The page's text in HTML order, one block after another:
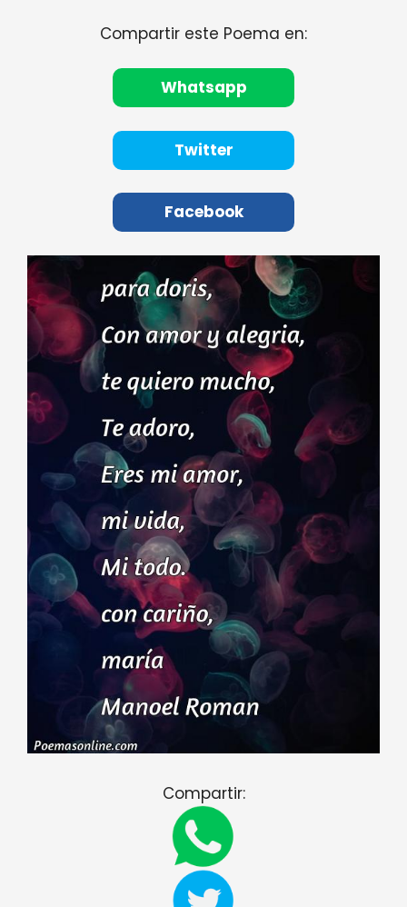
Compartir este Poema en:
Whatsapp
Twitter
Facebook
Compartir: